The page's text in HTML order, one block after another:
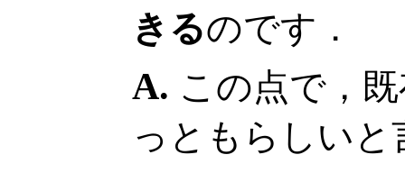
きるのです．
この点で，
っともらしいと